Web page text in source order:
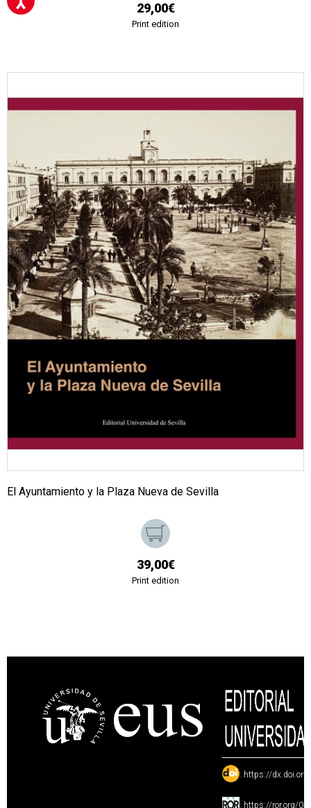
29,00€
Print edition
El Ayuntamiento y la Plaza Nueva de Sevilla
39,00€
Print edition
: https://
: https://ror.org/